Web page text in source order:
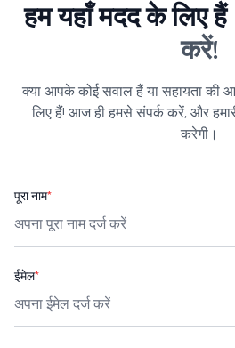
हम यहाँ मदद के लिए हैं
करें!
क्या आपके कोई सवाल हैं या सहायता की
लिए हैं! आज ही हमसे संपर्क करें, और
करेगी।
पूरा नाम*
ईमेल*